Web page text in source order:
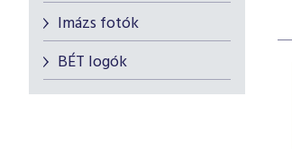
Imázs fotók
BÉT logók